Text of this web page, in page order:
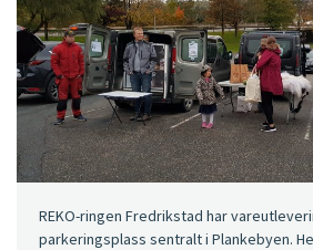
REKO-ringen Fredrikstad har
parkeringsplass sentralt i Plankebyen.